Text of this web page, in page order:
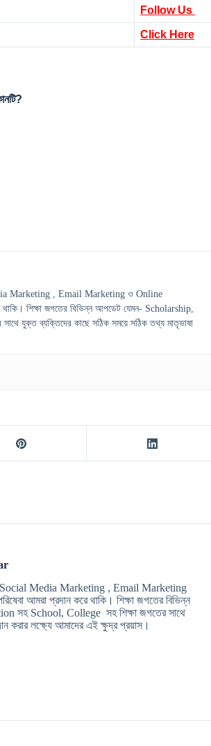
Follow Us
Click Here
Marketing , Email Marketing ও Online
শিক্ষা জগতের বিভিন্ন আপডেট যেমন- Scholarship,
যুক্ত ব্যক্তিদের কাছে সঠিক সময়ে সঠিক তথ্য মাতৃভাষা
Media Marketing , Email Marketing
আমরা প্রদান করে থাকি। শিক্ষা জগতের বিভিন্ন
সহ School, College সহ শিক্ষা জগতের সাথে
করার লক্ষ্যে আমাদের এই ক্ষুদ্র প্রয়াস।